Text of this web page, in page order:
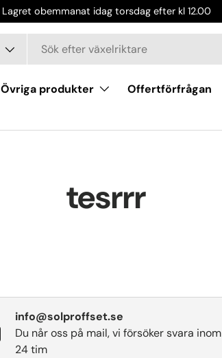
Lagret obemmanat idag torsdag efter kl 12.00
Övriga produkter Offertförfrågan
tesrrr
info@solproffset.se
Du når oss på mail, vi försöker svara inom
24 tim